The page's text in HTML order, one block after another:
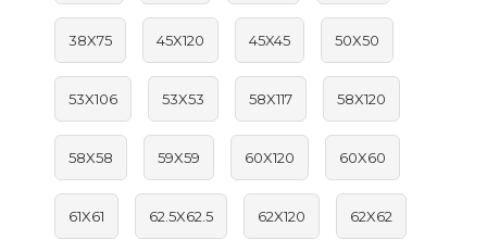
38X75 45X120 45X45 50X50
53X106 53X53 58X117 58X120
58X58 59X59 60X120 60X60
61X61 62.5X62.5 62X120 62X62